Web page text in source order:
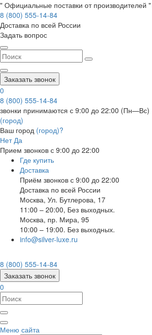
" Официальные поставки от производителей
8 (800) 555-14-84
Доставка по всей России
Задать вопрос
Заказать звонок
0
8 (800) 555-14-84
звонки принимаются с 9:00 до 22:00 (Пн—Вс)
(город)
Ваш город (город)?
Нет Да
Прием звонков с 9:00 до 22:00
Где купить
Доставка
Приём звонков с 9:00 до 22:00
Доставка по всей России
Москва, Ул. Бутлерова, 17
11:00 – 20:00, Без выходных.
Москва, пр. Мира, 95
10:00 – 19:00. Без выходных.
info@silver-luxe.ru
8 (800) 555-14-84
Заказать звонок
0
Меню сайта